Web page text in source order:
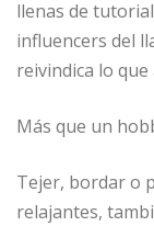
llenas de
influencers del
reivindica lo que
Más que un
Tejer, bordar o
relajantes,